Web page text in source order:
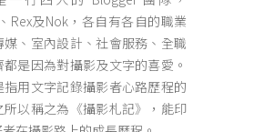
Rex及Nok，各自有各自的職業
、室內設計、社會服務、全職
是因為對攝影及文字的喜愛。
指用文字記錄攝影者心路歷程的
以稱之為《攝影札記》，能印